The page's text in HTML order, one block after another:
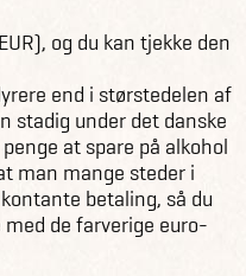
og du kan tjekke den
end i størstedelen af
stadig under det danske
at spare på alkohol
man mange steder i
betaling, så du
de farverige euro-